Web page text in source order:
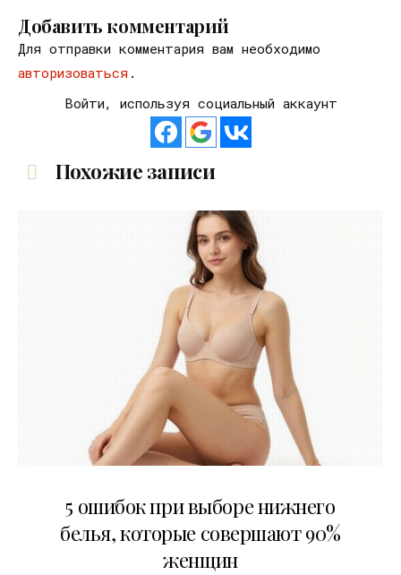
Добавить комментарий
Для отправки комментария вам необходимо
авторизоваться .
Войти, используя социальный аккаунт
Похожие записи
5 ошибок при выборе нижнего
белья, которые совершают 90%
женщин